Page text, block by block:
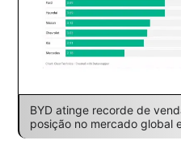
BYD atinge recorde de
posição no mercado global